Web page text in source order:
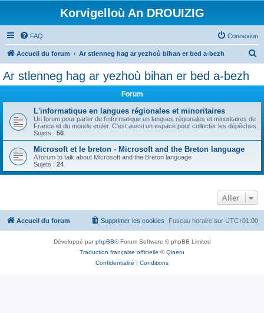
Korvigelloù An DROUIZIG
FAQ Connexion
Accueil du forum Ar stlenneg hag ar yezhoù bihan er bed a-bezh
Ar stlenneg hag ar yezhoù bihan er bed a-bezh
Forum
L'informatique en langues régionales et minoritaires
Un forum pour parler de l'informatique en langues régionales et minoritaires de
France et du monde entier. C'est aussi un espace pour collecter les dépêches.
Sujets : 56
Microsoft et le breton - Microsoft and the Breton language
A forum to talk about Microsoft and the Breton language
Sujets : 24
Aller
Accueil du forum Fuseau horaire sur UTC+01:00
Supprimer les cookies
Développé parphpBB® Forum Software © phpBB Limited
Traduction française officielle ©Qiaeru
Confidentialité | Conditions